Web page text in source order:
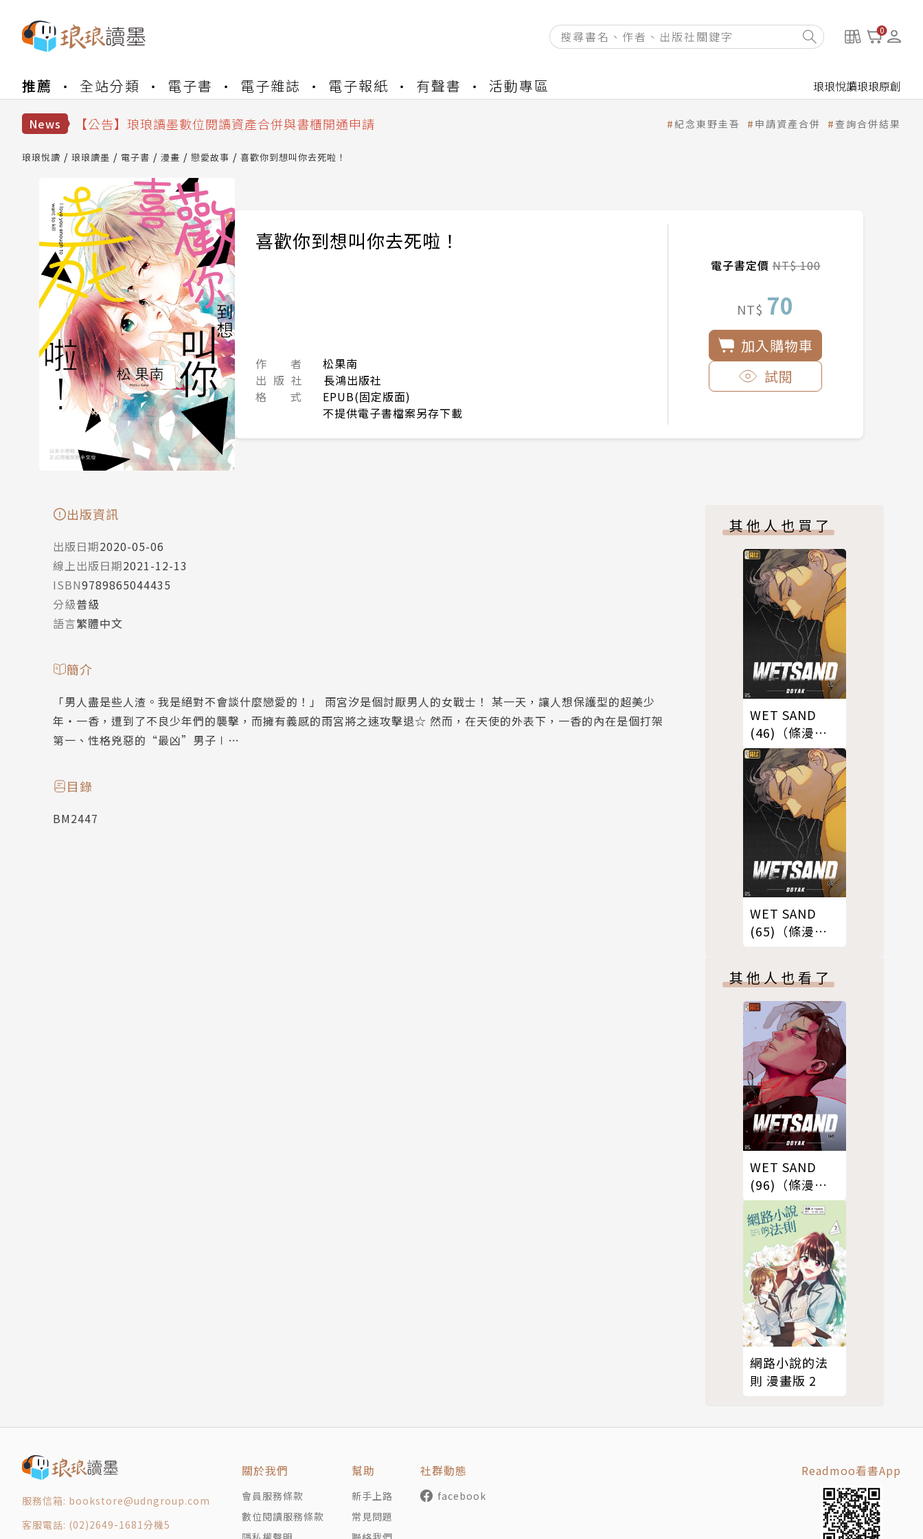
0
推薦 全站分類 電子書 電子雜誌 電子報紙 有聲書 活動專區 琅琅悅讀琅琅原創
News
【公告】因 Readmoo 讀墨系統維護中，本站同步暫停部分閱讀服務
【公告】琅琅讀墨書櫃開通常見問題
【公告】琅琅書店服務升級重要說明及資產合併結果查詢
【公告】因 Readmoo 讀墨系統維護中，本站同步暫停部分閱讀服務
紀念東野圭吾 申請資產合併 查詢合併結果
琅琅悅讀 琅琅讀墨 電子書 漫畫 戀愛故事 喜歡你到想叫你去死啦！
喜歡你到想叫你去死啦！
作 者
松果南
出 版 社
長鴻出版社
格 式
EPUB(固定版面)
不提供電子書檔案另存下載
電子書定價NT$ 100
NT$ 70
加入購物車
試閱
出版資訊
出版日期2020-05-06
線上出版日期2021-12-13
ISBN9789865044435
分級普級
語言繁體中文
簡介
「男人盡是些人渣。我是絕對不會談什麼戀愛的！」 雨宮汐是個討厭男人的女戰士！ 某一天，讓人想保護型的超美少
年‧一香，遭到了不良少年們的襲擊，而擁有義感的雨宮將之速攻擊退☆ 然而，在天使的外表下，一香的內在是個打架
第一、性格兇惡的“最凶”男子∣…
目錄
BM2447
其他人也買了
WET SAND
(46)（條漫
版）
WET SAND
(65)（條漫
其他人也看了
WET SAND
(96)（條漫
版）
網路小說的法
則 漫畫版 2
服務信箱: bookstore@udngroup.com
客服電話: (02)2649-1681分機5
關於我們
會員服務條款
數位閱讀服務條款
幫助
新手上路
常見問題
社群動態
facebook
Readmoo看書App